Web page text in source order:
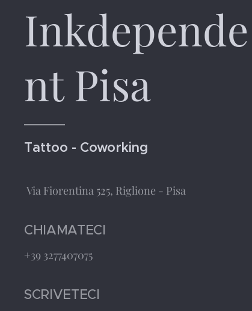
Inkdepende
nt Pisa
Tattoo - Coworking
Via Fiorentina 525, Riglione - Pisa
CHIAMATECI
+39 3277407075
SCRIVETECI